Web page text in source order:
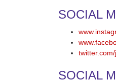
SOCIAL
SOCIAL